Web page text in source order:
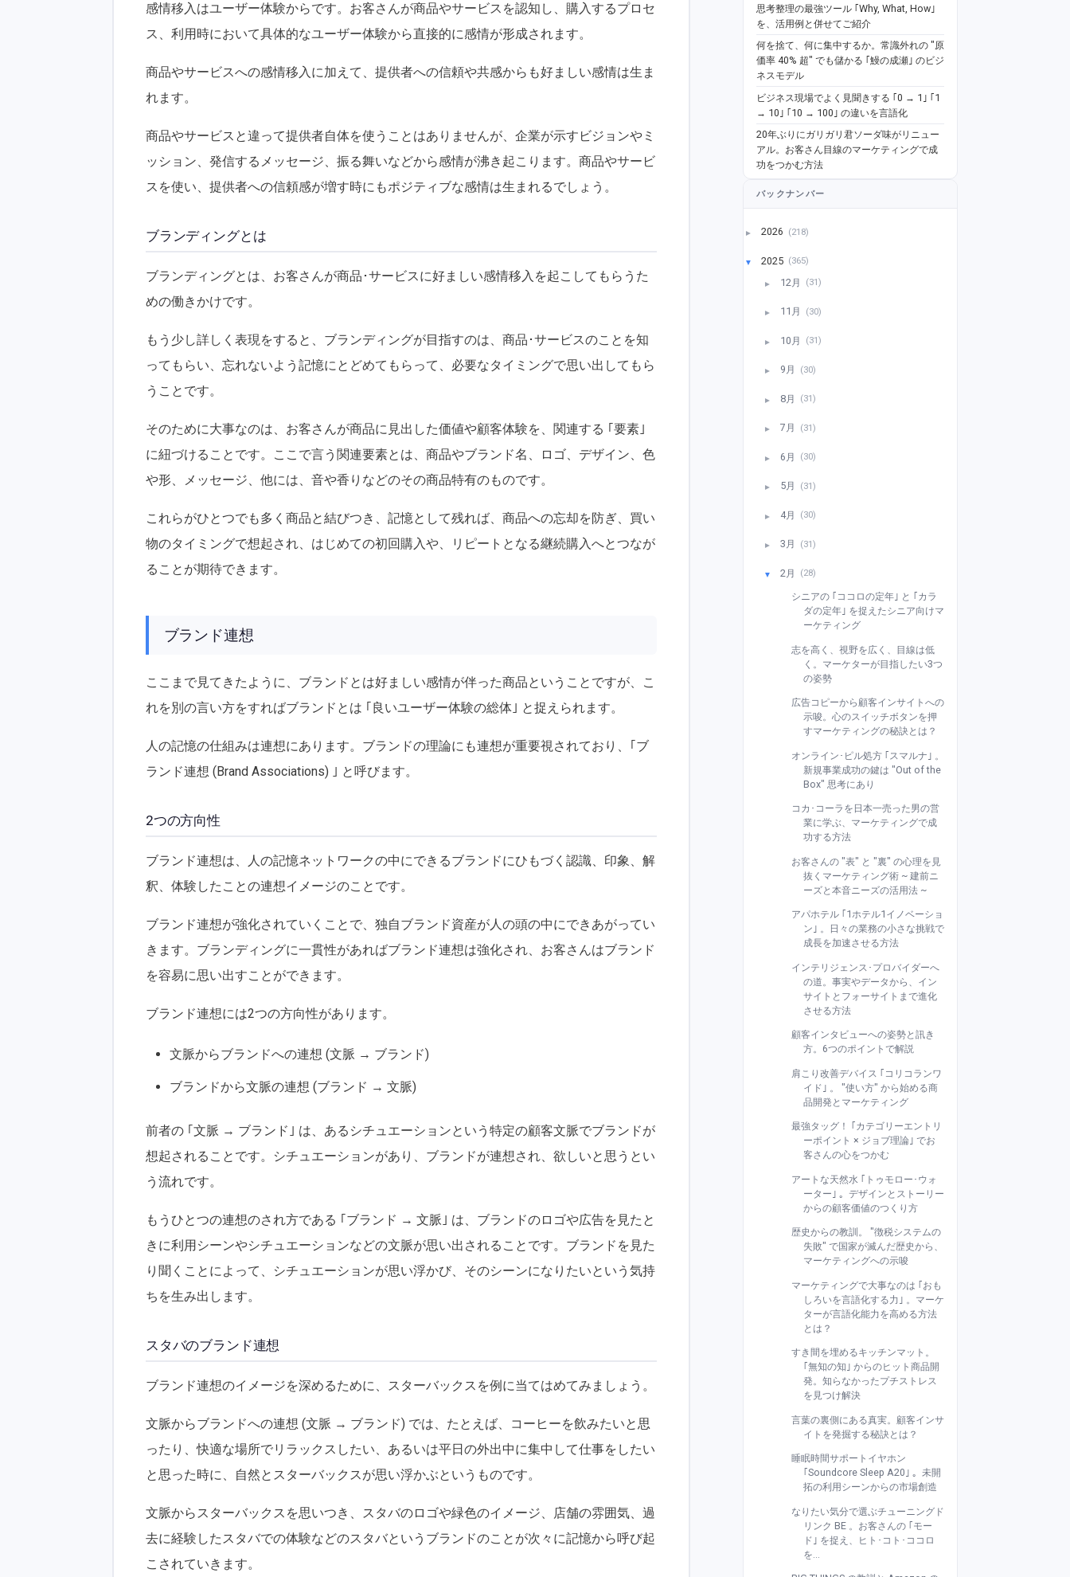
感情移入はユーザー体験からです。お客さんが商品やサービスを認知し、購入するプロセ
ス、利用時において具体的なユーザー体験から直接的に感情が形成されます。
商品やサービスへの感情移入に加えて、提供者への信頼や共感からも好ましい感情は生ま
れます。
商品やサービスと違って提供者自体を使うことはありませんが、企業が示すビジョンやミ
ッション、発信するメッセージ、振る舞いなどから感情が沸き起こります。商品やサービ
スを使い、提供者への信頼感が増す時にもポジティブな感情は生まれるでしょう。
ブランディングとは
ブランディングとは、お客さんが商品･サービスに好ましい感情移入を起こしてもらうた
めの働きかけです。
もう少し詳しく表現をすると、ブランディングが目指すのは、商品･サービスのことを知
ってもらい、忘れないよう記憶にとどめてもらって、必要なタイミングで思い出してもら
うことです。
そのために大事なのは、お客さんが商品に見出した価値や顧客体験を、関連する ｢要素｣
に紐づけることです。ここで言う関連要素とは、商品やブランド名、ロゴ、デザイン、色
や形、メッセージ、他には、音や香りなどのその商品特有のものです。
これらがひとつでも多く商品と結びつき、記憶として残れば、商品への忘却を防ぎ、買い
物のタイミングで想起され、はじめての初回購入や、リピートとなる継続購入へとつなが
ることが期待できます。
ブランド連想
ここまで見てきたように、ブランドとは好ましい感情が伴った商品ということですが、こ
れを別の言い方をすればブランドとは ｢良いユーザー体験の総体｣ と捉えられます。
人の記憶の仕組みは連想にあります。ブランドの理論にも連想が重要視されており、｢ブ
ランド連想 (Brand Associations) ｣ と呼びます。
2つの方向性
ブランド連想は、人の記憶ネットワークの中にできるブランドにひもづく認識、印象、解
釈、体験したことの連想イメージのことです。
ブランド連想が強化されていくことで、独自ブランド資産が人の頭の中にできあがってい
きます。ブランディングに一貫性があればブランド連想は強化され、お客さんはブランド
を容易に思い出すことができます。
ブランド連想には2つの方向性があります。
文脈からブランドへの連想 (文脈 → ブランド)
ブランドから文脈の連想 (ブランド → 文脈)
前者の ｢文脈 → ブランド｣ は、あるシチュエーションという特定の顧客文脈でブランドが
想起されることです。シチュエーションがあり、ブランドが連想され、欲しいと思うとい
う流れです。
もうひとつの連想のされ方である ｢ブランド → 文脈｣ は、ブランドのロゴや広告を見たと
きに利用シーンやシチュエーションなどの文脈が思い出されることです。ブランドを見た
り聞くことによって、シチュエーションが思い浮かび、そのシーンになりたいという気持
ちを生み出します。
スタバのブランド連想
ブランド連想のイメージを深めるために、スターバックスを例に当てはめてみましょう。
文脈からブランドへの連想 (文脈 → ブランド) では、たとえば、コーヒーを飲みたいと思
ったり、快適な場所でリラックスしたい、あるいは平日の外出中に集中して仕事をしたい
と思った時に、自然とスターバックスが思い浮かぶというものです。
文脈からスターバックスを思いつき、スタバのロゴや緑色のイメージ、店舗の雰囲気、過
去に経験したスタバでの体験などのスタバというブランドのことが次々に記憶から呼び起
こされていきます。
思考整理の最強ツール ｢Why, What, How｣
を、活用例と併せてご紹介
何を捨て、何に集中するか。常識外れの "原
価率 40% 超" でも儲かる ｢鰻の成瀬｣ のビジ
ネスモデル
ビジネス現場でよく見聞きする ｢0 → 1｣ ｢1
→ 10｣ ｢10 → 100｣ の違いを言語化
20年ぶりにガリガリ君ソーダ味がリニュー
アル。お客さん目線のマーケティングで成
功をつかむ方法
バックナンバー
► 2026 (218)
▼ 2025 (365)
► 12月 (31)
► 11月 (30)
► 10月 (31)
► 9月 (30)
► 8月 (31)
► 7月 (31)
► 6月 (30)
► 5月 (31)
► 4月 (30)
► 3月 (31)
▼ 2月 (28)
シニアの ｢ココロの定年｣ と ｢カラ
ダの定年｣ を捉えたシニア向けマ
ーケティング
志を高く、視野を広く、目線は低
く。マーケターが目指したい3つ
の姿勢
広告コピーから顧客インサイトへの
示唆。心のスイッチボタンを押
すマーケティングの秘訣とは？
オンライン･ピル処方 ｢スマルナ｣ 。
新規事業成功の鍵は "Out of the
Box" 思考にあり
コカ･コーラを日本一売った男の営
業に学ぶ、マーケティングで成
功する方法
お客さんの "表" と "裏" の心理を見
抜くマーケティング術 ~ 建前ニ
ーズと本音ニーズの活用法 ~
アパホテル ｢1ホテル1イノベーショ
ン｣ 。日々の業務の小さな挑戦で
成長を加速させる方法
インテリジェンス･プロバイダーへ
の道。事実やデータから、イン
サイトとフォーサイトまで進化
させる方法
顧客インタビューへの姿勢と訊き
方。6つのポイントで解説
肩こり改善デバイス ｢コリコランワ
イド｣ 。 "使い方" から始める商
品開発とマーケティング
最強タッグ！ ｢カテゴリーエントリ
ーポイント × ジョブ理論｣ でお
客さんの心をつかむ
アートな天然水 ｢トゥモロー･ウォ
ーター｣ 。デザインとストーリー
からの顧客価値のつくり方
歴史からの教訓。 "徴税システムの
失敗" で国家が滅んだ歴史から、
マーケティングへの示唆
マーケティングで大事なのは ｢おも
しろいを言語化する力｣ 。マーケ
ターが言語化能力を高める方法
とは？
すき間を埋めるキッチンマット。
｢無知の知｣ からのヒット商品開
発。知らなかったプチストレス
を見つけ解決
言葉の裏側にある真実。顧客インサ
イトを発掘する秘訣とは？
睡眠時間サポートイヤホン
｢Soundcore Sleep A20｣ 。未開
拓の利用シーンからの市場創造
なりたい気分で選ぶチューニングド
リンク BE 。お客さんの ｢モー
ド｣ を捉え、ヒト･コト･ココロ
を...